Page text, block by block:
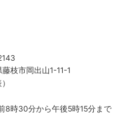
枝市岡出山1-11-1
8時30分から午後5時15分まで